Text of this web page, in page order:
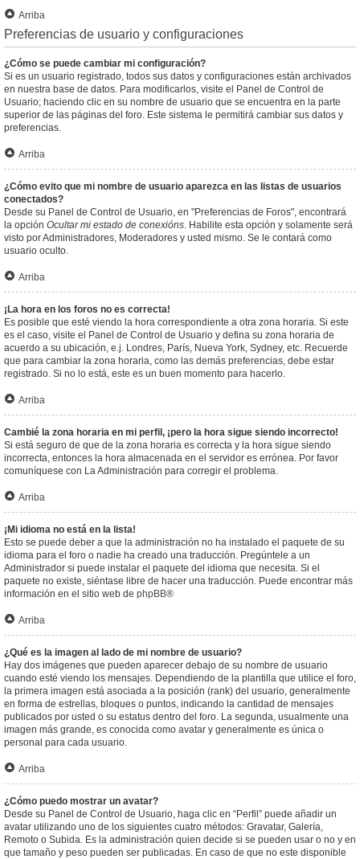
Arriba
Preferencias de usuario y configuraciones
¿Cómo se puede cambiar mi configuración?
Si es un usuario registrado, todos sus datos y configuraciones están archivados
en nuestra base de datos. Para modificarlos, visite el Panel de Control de
Usuario; haciendo clic en su nombre de usuario que se encuentra en la parte
superior de las páginas del foro. Este sistema le permitirá cambiar sus datos y
preferencias.
Arriba
¿Cómo evito que mi nombre de usuario aparezca en las listas de usuarios
conectados?
Desde su Panel de Control de Usuario, en "Preferencias de Foros", encontrará
la opción Ocultar mi estado de conexións. Habilite esta opción y solamente será
visto por Administradores, Moderadores y usted mismo. Se le contará como
usuario oculto.
Arriba
¡La hora en los foros no es correcta!
Es posible que esté viendo la hora correspondiente a otra zona horaria. Si este
es el caso, visite el Panel de Control de Usuario y defina su zona horaria de
acuerdo a su ubicación, e.j. Londres, París, Nueva York, Sydney, etc. Recuerde
que para cambiar la zona horaria, como las demás preferencias, debe estar
registrado. Si no lo está, este es un buen momento para hacerlo.
Arriba
Cambié la zona horaria en mi perfil, ¡pero la hora sigue siendo incorrecto!
Si está seguro de que de la zona horaria es correcta y la hora sigue siendo
incorrecta, entonces la hora almacenada en el servidor es errónea. Por favor
comuníquese con La Administración para corregir el problema.
Arriba
¡Mi idioma no está en la lista!
Esto se puede deber a que la administración no ha instalado el paquete de su
idioma para el foro o nadie ha creado una traducción. Pregúntele a un
Administrador si puede instalar el paquete del idioma que necesita. Si el
paquete no existe, siéntase libre de hacer una traducción. Puede encontrar más
información en el sitio web de phpBB®
Arriba
¿Qué es la imagen al lado de mi nombre de usuario?
Hay dos imágenes que pueden aparecer debajo de su nombre de usuario
cuando esté viendo los mensajes. Dependiendo de la plantilla que utilice el foro,
la primera imagen está asociada a la posición (rank) del usuario, generalmente
en forma de estrellas, bloques o puntos, indicando la cantidad de mensajes
publicados por usted o su estatus dentro del foro. La segunda, usualmente una
imagen más grande, es conocida como avatar y generalmente es única o
personal para cada usuario.
Arriba
¿Cómo puedo mostrar un avatar?
Desde su Panel de Control de Usuario, haga clic en “Perfil” puede añadir un
avatar utilizando uno de los siguientes cuatro métodos: Gravatar, Galería,
Remoto o Subida. Es la administración quien decide si se pueden usar o no y en
que tamaño y peso pueden ser publicadas. En caso de que no este disponible